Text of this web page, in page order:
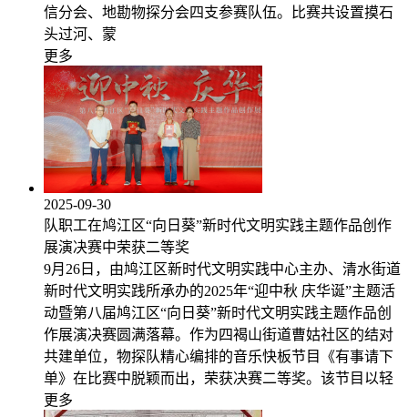
信分会、地勘物探分会四支参赛队伍。比赛共设置摸石
头过河、蒙
更多
2025-09-30
队职工在鸠江区“向日葵”新时代文明实践主题作品创作
展演决赛中荣获二等奖
9月26日，由鸠江区新时代文明实践中心主办、清水街道
新时代文明实践所承办的2025年“迎中秋 庆华诞”主题活
动暨第八届鸠江区“向日葵”新时代文明实践主题作品创
作展演决赛圆满落幕。作为四褐山街道曹姑社区的结对
共建单位，物探队精心编排的音乐快板节目《有事请下
单》在比赛中脱颖而出，荣获决赛二等奖。该节目以轻
更多